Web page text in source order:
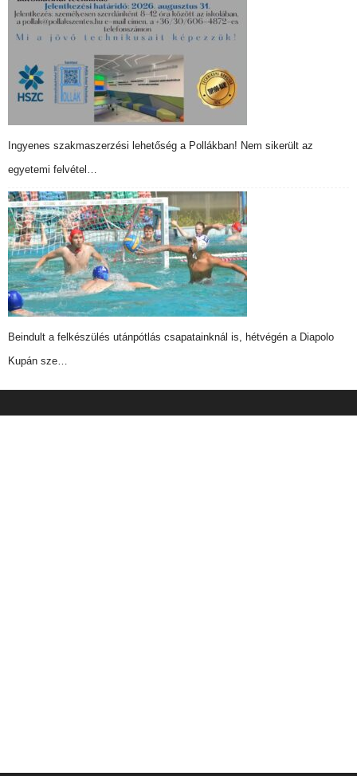
Ingyenes szakmaszerzési lehetőség a Pollákban! Nem sikerült az
egyetemi felvétel…
Beindult a felkészülés utánpótlás csapatainknál is, hétvégén a Diapolo
Kupán sze…